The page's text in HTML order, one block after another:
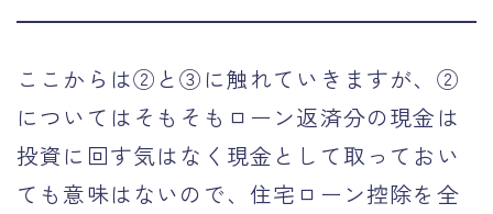
ここからは②と③に触れていきますが、②
についてはそもそもローン返済分の現金は
投資に回す気はなく現金として取っておい
ても意味はないので、住宅ローン控除を全